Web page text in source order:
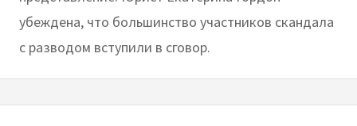
убеждена, что большинство участников скандала
с разводом вступили в сговор.